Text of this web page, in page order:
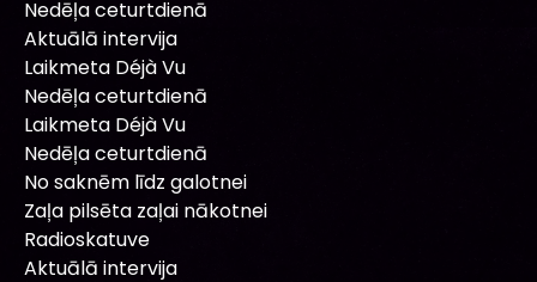
Nedēļa ceturtdienā
Aktuālā intervija
Laikmeta Déjà Vu
Nedēļa ceturtdienā
Laikmeta Déjà Vu
Nedēļa ceturtdienā
No saknēm līdz galotnei
Zaļa pilsēta zaļai nākotnei
Radioskatuve
Aktuālā intervija